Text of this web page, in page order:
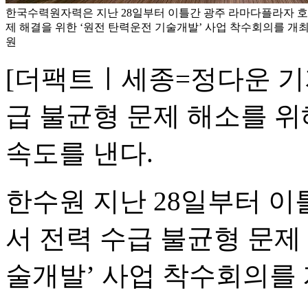
한국수력원자력은 지난 28일부터 이틀간 광주 라마다플라자
제 해결을 위한 ‘원전 탄력운전 기술개발’ 사업 착수회의를 개
원
[더팩트ㅣ세종=정다운
급 불균형 문제 해소를
속도를 낸다.
한수원 지난 28일부터
서 전력 수급 불균형 문
술개발’ 사업 착수회의